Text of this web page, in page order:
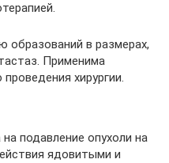
образований в размерах,
Применима
хирургии.
подавление опухоли на
ядовитыми и